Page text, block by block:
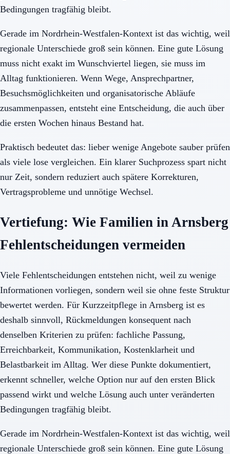
Bedingungen tragfähig bleibt.
Gerade im Nordrhein-Westfalen-Kontext ist das wichtig, weil
regionale Unterschiede groß sein können. Eine gute Lösung
muss nicht exakt im Wunschviertel liegen, sie muss im
Alltag funktionieren. Wenn Wege, Ansprechpartner,
Besuchsmöglichkeiten und organisatorische Abläufe
zusammenpassen, entsteht eine Entscheidung, die auch über
die ersten Wochen hinaus Bestand hat.
Praktisch bedeutet das: lieber wenige Angebote sauber prüfen
als viele lose vergleichen. Ein klarer Suchprozess spart nicht
nur Zeit, sondern reduziert auch spätere Korrekturen,
Vertragsprobleme und unnötige Wechsel.
Vertiefung: Wie Familien in Arnsberg
Fehlentscheidungen vermeiden
Viele Fehlentscheidungen entstehen nicht, weil zu wenige
Informationen vorliegen, sondern weil sie ohne feste Struktur
bewertet werden. Für Kurzzeitpflege in Arnsberg ist es
deshalb sinnvoll, Rückmeldungen konsequent nach
denselben Kriterien zu prüfen: fachliche Passung,
Erreichbarkeit, Kommunikation, Kostenklarheit und
Belastbarkeit im Alltag. Wer diese Punkte dokumentiert,
erkennt schneller, welche Option nur auf den ersten Blick
passend wirkt und welche Lösung auch unter veränderten
Bedingungen tragfähig bleibt.
Gerade im Nordrhein-Westfalen-Kontext ist das wichtig, weil
regionale Unterschiede groß sein können. Eine gute Lösung